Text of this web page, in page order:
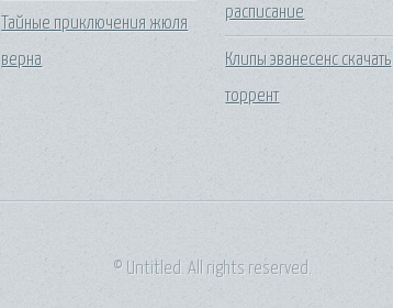
Тайные приключения жюля
верна
расписание
Клипы эванесенс скачать
торрент
© Untitled. All rights reserved.